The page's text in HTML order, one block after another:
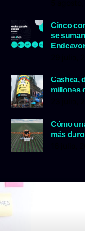
Cinco
se
Endeavor
Cashea,
millones
Cómo
más